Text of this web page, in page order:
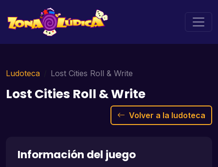
Ludoteca Lost Cities Roll & Write
Lost Cities Roll & Write
Volver a la ludoteca
Información del juego